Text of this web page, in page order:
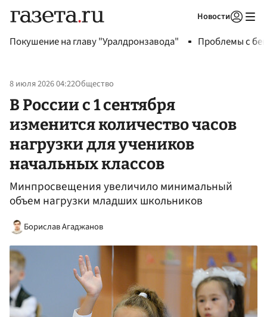
Новости
Покушение на главу "Уралдронзавода" Проблемы с
8 июля 2026 04:22Общество
В России с 1 сентября
изменится количество часов
нагрузки для учеников
начальных классов
Минпросвещения увеличило минимальный
объем нагрузки младших школьников
Борислав Агаджанов